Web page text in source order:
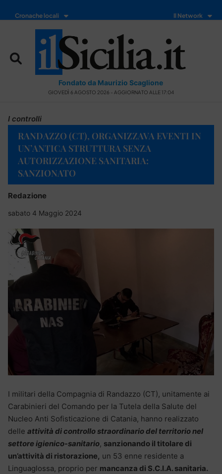
Cronache locali Il Network
Fondato da Maurizio Scaglione
GIOVEDÌ 6 AGOSTO 2026 - AGGIORNATO ALLE 17:04
I controlli
RANDAZZO (CT), ORGANIZZAVA EVENTI IN
UN’ANTICA STRUTTURA SENZA
AUTORIZZAZIONE SANITARIA:
SANZIONATO
Redazione
sabato 4 Maggio 2024
I militari della Compagnia di Randazzo (CT), unitamente ai
Carabinieri del Comando per la Tutela della Salute del
Nucleo Anti Sofisticazione di Catania, hanno realizzato
delle attività di controllo straordinario del territorio nel
settore igienico-sanitario, sanzionando il titolare di
un’attività di ristorazione, un 53 enne residente a
Linguaglossa, proprio per mancanza di S.C.I.A. sanitaria.